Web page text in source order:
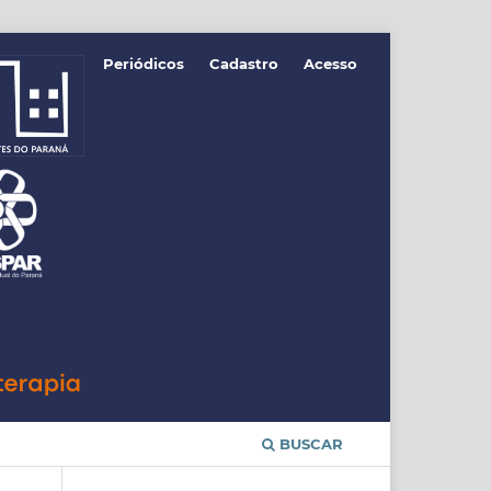
BUSCAR
Periódicos Cadastro Acesso